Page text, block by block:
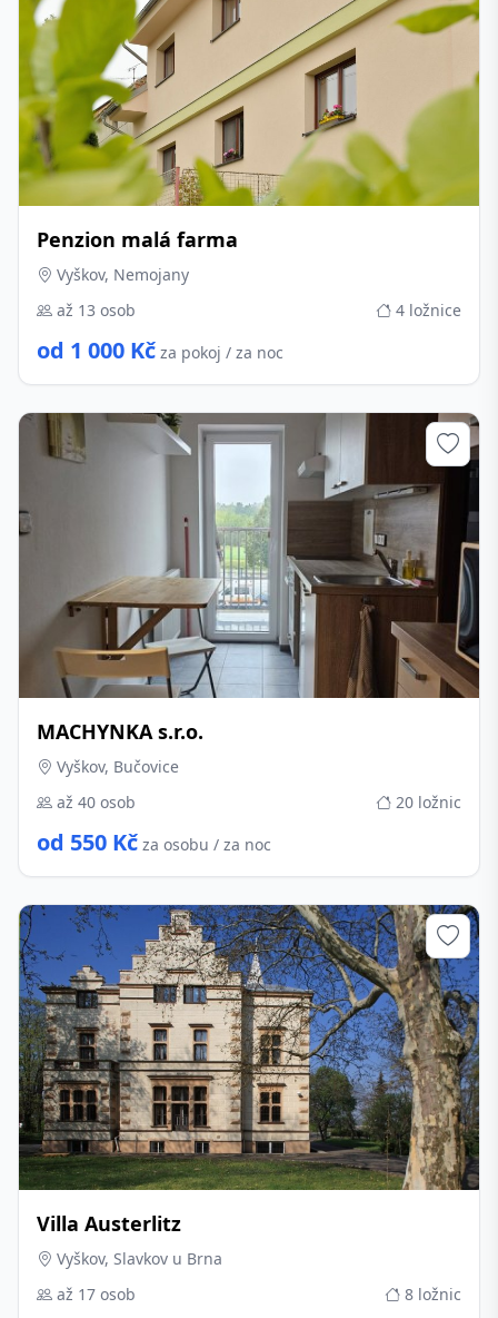
Penzion malá farma
Vyškov, Nemojany
až 13 osob
4 ložnice
od 1 000 Kč za pokoj / za noc
MACHYNKA s.r.o.
Vyškov, Bučovice
až 40 osob
20 ložnic
od 550 Kč za osobu / za noc
Villa Austerlitz
Vyškov, Slavkov u Brna
až 17 osob
8 ložnic